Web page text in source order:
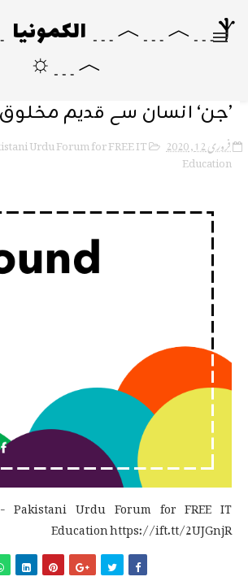
︿﹍☼
’جن‘ انسان سے قدیم مخلوق
فروری 12, 2020 Urdu Forum for FREE IT
Education
Pakistani Urdu Forum for FREE IT
Education https://ift.tt/2UJGnjR